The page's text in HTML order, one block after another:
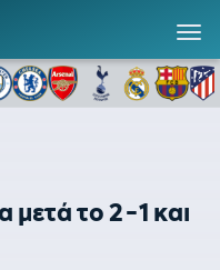
μετά το 2-1 και